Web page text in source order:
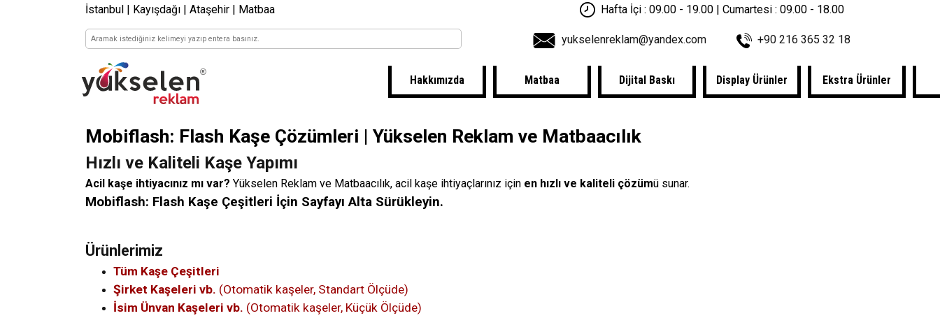
Hakkımızda Matbaa Dijital Baskı Display Ürünler Ekstra Ürünler
İstanbul | Kayışdağı | Ataşehir | Matbaa
yukselenreklam@yandex.com +90 216 365 32 18
Hafta İçi : 09.00 - 19.00 | Cumartesi : 09.00 - 18.00
Mobiflash: Flash Kaşe Çözümleri | Yükselen Reklam ve Matbaacılık
Hızlı ve Kaliteli Kaşe Yapımı
Acil kaşe ihtiyacınız mı var? Yükselen Reklam ve Matbaacılık, acil kaşe ihtiyaçlarınız için en hızlı ve kaliteli çözümü sunar.
Mobiflash: Flash Kaşe Çeşitleri İçin Sayfayı Alta Sürükleyin.
Ürünlerimiz
Tüm Kaşe Çeşitleri
Şirket Kaşeleri vb. (Otomatik kaşeler, Standart Ölçüde)
İsim Ünvan Kaşeleri vb. (Otomatik kaşeler, Küçük Ölçüde)